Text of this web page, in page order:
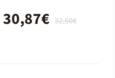
32,50€
30,87€